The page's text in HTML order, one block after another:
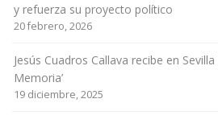
y refuerza su proyecto político
20 febrero, 2026
Jesús Cuadros Callava recibe en
Memoria’
19 diciembre, 2025